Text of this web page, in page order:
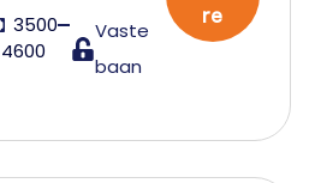
3500
4600
Vaste
baan
re